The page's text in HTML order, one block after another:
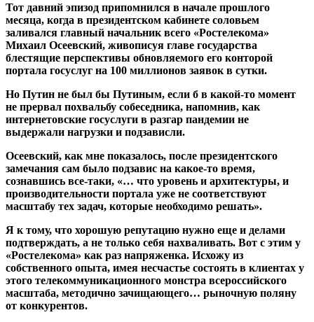
Тот давний эпизод припомнился в начале прошлого
месяца, когда в президентском кабинете соловьем
заливался главный начальник всего «Ростелекома»
Михаил Осеевский, живописуя главе государства
блестящие перспективы обновляемого его конторой
портала госуслуг на 100 миллионов заявок в сутки.
Но Путин не был бы Путиным, если б в какой-то момент
не прервал похвальбу собеседника, напомнив, как
интернетовские госуслуги в разгар пандемии не
выдержали нагрузки и подзависли.
Осеевский, как мне показалось, после президентского
замечания сам было подзавис на какое-то время,
сознавшись все-таки, «… что уровень и архитектуры, и
производительности портала уже не соответствуют
масштабу тех задач, которые необходимо решать».
Я к тому, что хорошую репутацию нужно еще и делами
подтверждать, а не только себя нахваливать. Вот с этим у
«Ростелекома» как раз напряженка. Исхожу из
собственного опыта, имея несчастье состоять в клиентах у
этого телекоммуникационного монстра всероссийского
масштаба, методично зачищающего… рыночную поляну
от конкурентов.